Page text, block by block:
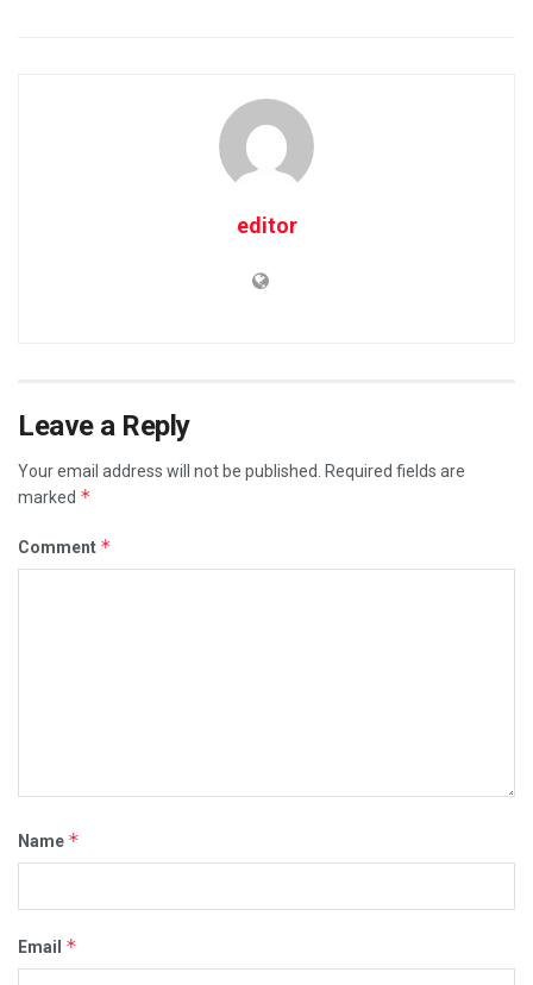
editor
Leave a Reply
Your email address will not be published.
Required fields are
marked *
Comment *
Name *
Email *